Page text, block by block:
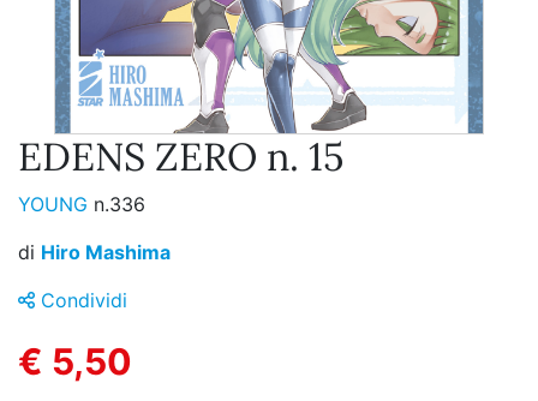
EDENS ZERO n. 15
YOUNG n.336
di Hiro Mashima
Condividi
€ 5,50